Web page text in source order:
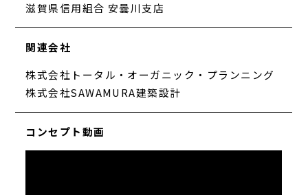
滋賀県信用組合 安曇川支店
関連会社
株式会社トータル・オーガニック・プランニング
株式会社SAWAMURA建築設計
コンセプト動画